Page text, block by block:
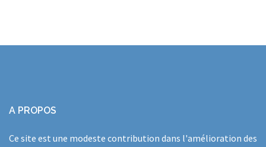
A PROPOS
Ce site est une modeste contribution dans l'amélioration des